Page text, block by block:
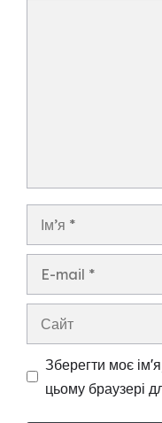
Зберегти моє
цьому браузері